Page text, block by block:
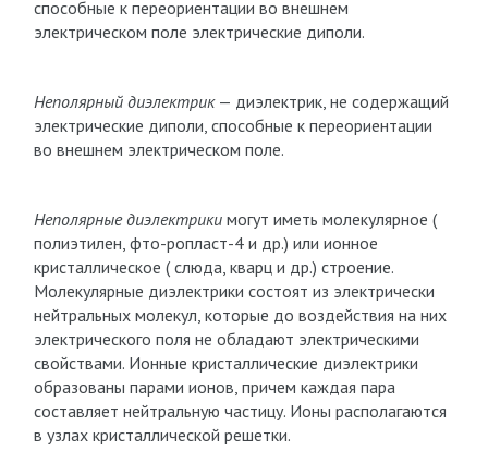
способные к переориентации во внешнем
электрическом поле электрические диполи.
Неполярный диэлектрик— диэлектрик, не содержащий
электрические диполи, способные к переориентации
во внешнем электрическом поле.
Неполярные диэлектрикимогут иметь молекулярное (
полиэтилен, фто-ропласт-4 и др.) или ионное
кристаллическое ( слюда, кварц и др.) строение.
Молекулярные диэлектрики состоят из электрически
нейтральных молекул, которые до воздействия на них
электрического поля не обладают электрическими
свойствами. Ионные кристаллические диэлектрики
образованы парами ионов, причем каждая пара
составляет нейтральную частицу. Ионы располагаются
в узлах кристаллической решетки.